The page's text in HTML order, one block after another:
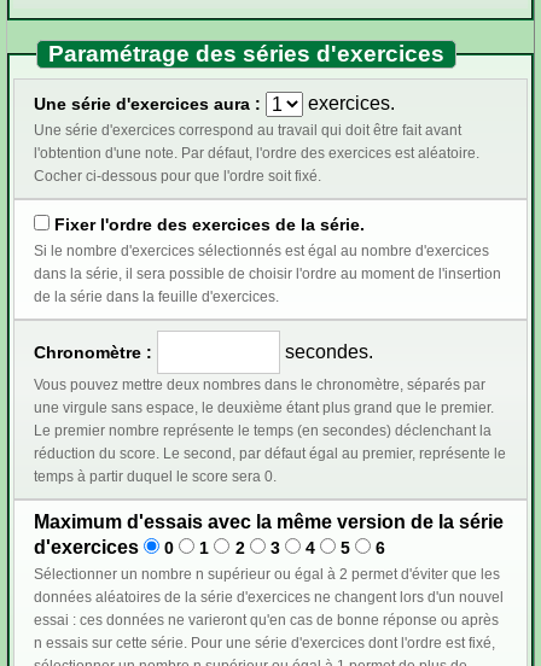
Paramétrage des séries d'exercices
Une série d'exercices aura : exercices.
Une série d'exercices correspond au travail qui doit être fait avant
l'obtention d'une note. Par défaut, l'ordre des exercices est aléatoire.
Cocher ci-dessous pour que l'ordre soit fixé.
Fixer l'ordre des exercices de la série.
Si le nombre d'exercices sélectionnés est égal au nombre d'exercices
dans la série, il sera possible de choisir l'ordre au moment de l'insertion
de la série dans la feuille d'exercices.
Chronomètre : secondes.
Vous pouvez mettre deux nombres dans le chronomètre, séparés par
une virgule sans espace, le deuxième étant plus grand que le premier.
Le premier nombre représente le temps (en secondes) déclenchant la
réduction du score. Le second, par défaut égal au premier, représente le
temps à partir duquel le score sera 0.
Maximum d'essais avec la même version de la série
d'exercices
0 1 2 3 4 5 6
Sélectionner un nombre n supérieur ou égal à 2 permet d'éviter que les
données aléatoires de la série d'exercices ne changent lors d'un nouvel
essai : ces données ne varieront qu'en cas de bonne réponse ou après
n essais sur cette série. Pour une série d'exercices dont l'ordre est fixé,